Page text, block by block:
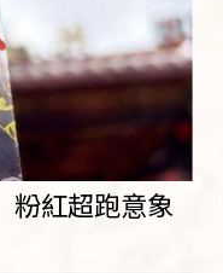
紅超跑意象